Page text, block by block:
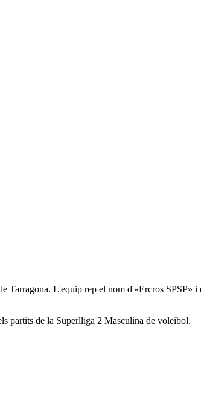
L'equip rep el nom d'«Ercros SPSP» i
partits de la Superlliga 2 Masculina de voleibol.